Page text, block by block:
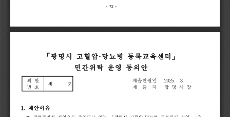
72
「광명시 고혈압· 당뇨병 등록교육센터 」
민간위탁 운영 동의안
의
안
번
호
제 호
제출연월일
제
출 자
2025. 3.
광 명 시 장
1. 제안이유